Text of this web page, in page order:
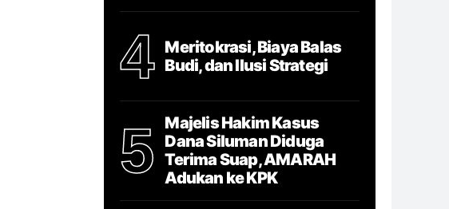
4
Meritokrasi, Biaya Balas
Budi, dan Ilusi Strategi
5
Majelis Hakim Kasus
Dana Siluman Diduga
Terima Suap, AMARAH
Adukan ke KPK